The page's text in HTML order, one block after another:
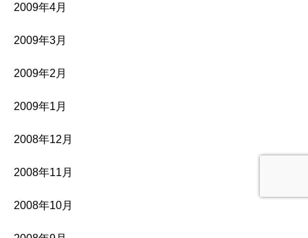
2009年4月
2009年3月
2009年2月
2009年1月
2008年12月
2008年11月
2008年10月